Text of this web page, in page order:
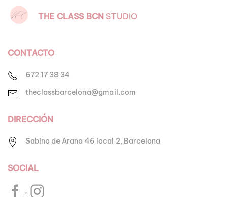
THE CLASS BCN STUDIO
CONTACTO
672 17 38 34
theclassbarcelona@gmail.com
DIRECCIÓN
Sabino de Arana 46 local 2, Barcelona
SOCIAL
,